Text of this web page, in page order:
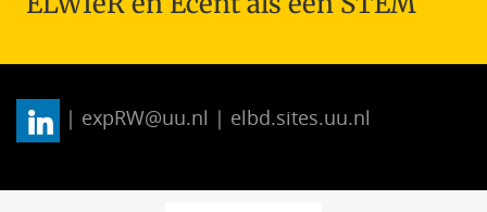
| expRW@uu.nl | elbd.sites.uu.nl